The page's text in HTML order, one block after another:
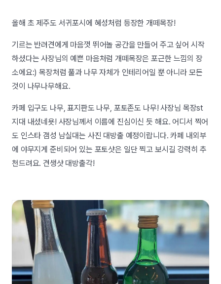
올해 초 제주도 서귀포시에 혜성처럼 등장한 개떼목장!
기르는 반려견에게 마음껏 뛰어놀 공간을 만들어 주고 싶어 시작
하셨다는 사장님의 예쁜 마음처럼 개떼목장은 포근한 느낌의 장
소에요:) 목장처럼 풀과 나무 자체가 인테리어일 뿐 아니라 모든
것이 나무나무해요.
카페 입구도 나무, 표지판도 나무, 포토존도 나무! 사장님 목장st
지대 내셨네욧! 사장님께서 이름에 진심이신 듯 해요. 어디서 찍어
도 인스타 갬성 남실대는 사진 대방출 예정이랍니다. 카페 내외부
에 야무지게 준비되어 있는 포토샷은 일단 찍고 보시길 강력히 추
천드려요. 견생샷 대방출각!